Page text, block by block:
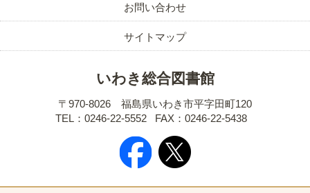
いわき総合図書館
〒970-8026 福島県いわき市平字田町120
TEL：0246-22-5552
FAX：0246-22-5438
お問い合わせ
サイトマップ